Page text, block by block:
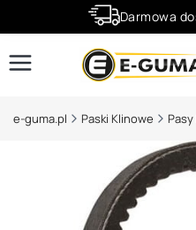
Darmowa
Rabaty -50%
e-guma.pl Paski Klinowe